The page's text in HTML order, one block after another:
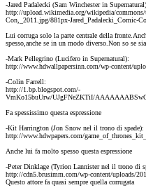
-Jared Padalecki (Sam Winchester in
http://upload.wikimedia.org/wikipedia/commons/
Con,_2011.jpg/881px-Jared_Padalecki_Comic-
Lui corruga solo la parte centrale della
spesso,anche se in un modo diverso.Non so se
-Mark Pellegrino (Lucifero in Supernatural):
http://www.hdwallpapersinn.com/wp-content/
-Colin Farrell:
http://1.bp.blogspot.com/-
VmKo15buUrw/UJgFNeZKTiI/
Fa spessissimo questa espressione
-Kit Harrington (Jon Snow nel il trono di spade):
http://www.hdwpapers.com/
Anche lui fa molto spesso questa espressione
-Peter Dinklage (Tyrion Lannister nel il trono di
http://cdn5.brusimm.com/wp-content/uploads/
Questo attore fa quasi sempre quella corrugata